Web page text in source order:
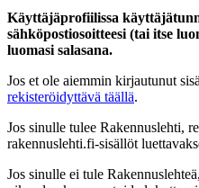
Käyttäjäprofiilissa
sähköpostiosoitteesi (tai itse
luomasi salasana.
Jos et ole aiemmin kirjautunut
rekisteröidyttävä täällä.
Jos sinulle tulee Rakennuslehti,
rakennuslehti.fi-sisällöt
Jos sinulle ei tule